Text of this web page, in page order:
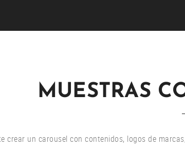
MUESTRAS
crear un carousel con contenidos, logos de